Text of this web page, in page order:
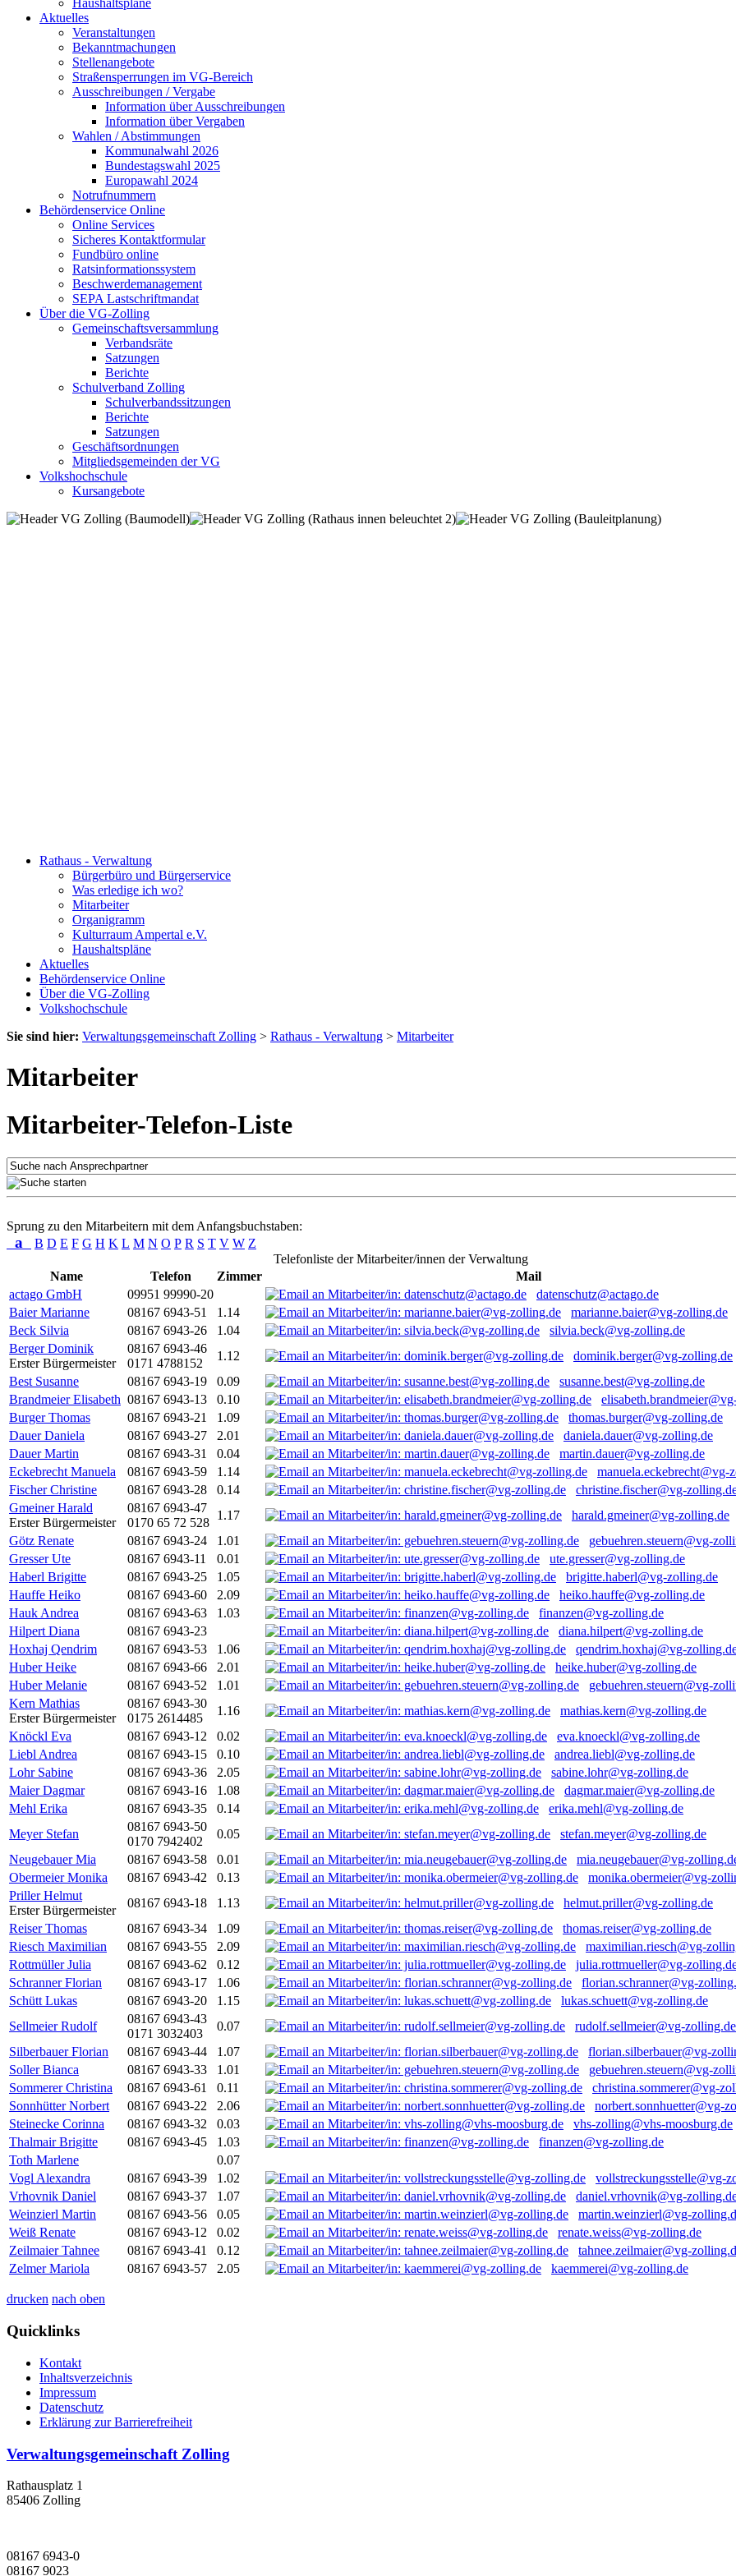
Haushaltspläne
Aktuelles
Veranstaltungen
Bekanntmachungen
Stellenangebote
Straßensperrungen im VG-Bereich
Ausschreibungen / Vergabe
Information über Ausschreibungen
Information über Vergaben
Wahlen / Abstimmungen
Kommunalwahl 2026
Bundestagswahl 2025
Europawahl 2024
Notrufnummern
Behördenservice Online
Online Services
Sicheres Kontaktformular
Fundbüro online
Ratsinformationssystem
Beschwerdemanagement
SEPA Lastschriftmandat
Über die VG-Zolling
Gemeinschaftsversammlung
Verbandsräte
Satzungen
Berichte
Schulverband Zolling
Schulverbandssitzungen
Berichte
Satzungen
Geschäftsordnungen
Mitgliedsgemeinden der VG
Volkshochschule
Kursangebote
Rathaus - Verwaltung
Bürgerbüro und Bürgerservice
Was erledige ich wo?
Mitarbeiter
Organigramm
Kulturraum Ampertal e.V.
Haushaltspläne
Aktuelles
Behördenservice Online
Über die VG-Zolling
Volkshochschule
Sie sind hier: Verwaltungsgemeinschaft Zolling > Rathaus - Verwaltung > Mitarbeiter
Mitarbeiter
Mitarbeiter-Telefon-Liste
Sprung zu den Mitarbeitern mit dem Anfangsbuchstaben:
a B D E F G H K L M N O P R S T V W Z
Telefonliste der Mitarbeiter/innen der Verwaltung
Name
Telefon Zimmer
Mail
actago GmbH
09951 99990-20
datenschutz@actago.de
Baier Marianne
08167 6943-51 1.14
marianne.baier@vg-zolling.de
Beck Silvia
08167 6943-26 1.04
silvia.beck@vg-zolling.de
Berger Dominik
Erster Bürgermeister
08167 6943-46
0171 4788152
1.12
dominik.berger@vg-zolling.de
Best Susanne
08167 6943-19 0.09
susanne.best@vg-zolling.de
Brandmeier Elisabeth 08167 6943-13 0.10
Burger Thomas
08167 6943-21 1.09
thomas.burger@vg-zolling.de
Dauer Daniela
08167 6943-27 2.01
daniela.dauer@vg-zolling.de
Dauer Martin
08167 6943-31 0.04
martin.dauer@vg-zolling.de
Eckebrecht Manuela
08167 6943-59 1.14
manuela.eckebrecht@vg-
Fischer Christine
08167 6943-28 0.14
christine.fischer@vg-
Gmeiner Harald
Erster Bürgermeister
08167 6943-47
0170 65 72 528
1.17
harald.gmeiner@vg-zolling.de
Götz Renate
08167 6943-24 1.01
gebuehren.steuern@vg-
Gresser Ute
08167 6943-11 0.01
ute.gresser@vg-zolling.de
Haberl Brigitte
08167 6943-25 1.05
brigitte.haberl@vg-zolling.de
Hauffe Heiko
08167 6943-60 2.09
heiko.hauffe@vg-zolling.de
Hauk Andrea
08167 6943-63 1.03
finanzen@vg-zolling.de
Hilpert Diana
08167 6943-23
diana.hilpert@vg-zolling.de
Hoxhaj Qendrim
08167 6943-53 1.06
qendrim.hoxhaj@vg-
Huber Heike
08167 6943-66 2.01
heike.huber@vg-zolling.de
Huber Melanie
08167 6943-52 1.01
gebuehren.steuern@vg-
Kern Mathias
Erster Bürgermeister
08167 6943-30
0175 2614485
1.16
mathias.kern@vg-zolling.de
Knöckl Eva
08167 6943-12 0.02
eva.knoeckl@vg-zolling.de
Liebl Andrea
08167 6943-15 0.10
andrea.liebl@vg-zolling.de
Lohr Sabine
08167 6943-36 2.05
sabine.lohr@vg-zolling.de
Maier Dagmar
08167 6943-16 1.08
dagmar.maier@vg-zolling.de
Mehl Erika
08167 6943-35 0.14
erika.mehl@vg-zolling.de
Meyer Stefan
08167 6943-50
0170 7942402
0.05
stefan.meyer@vg-zolling.de
Neugebauer Mia
08167 6943-58 0.01
mia.neugebauer@vg-
Obermeier Monika
08167 6943-42 0.13
monika.obermeier@vg-
Priller Helmut
Erster Bürgermeister
08167 6943-18 1.13
helmut.priller@vg-zolling.de
Reiser Thomas
08167 6943-34 1.09
thomas.reiser@vg-zolling.de
Riesch Maximilian
08167 6943-55 2.09
maximilian.riesch@vg-
Rottmüller Julia
08167 6943-62 0.12
julia.rottmueller@vg-
Schranner Florian
08167 6943-17 1.06
florian.schranner@vg-
Schütt Lukas
08167 6943-20 1.15
lukas.schuett@vg-zolling.de
Sellmeier Rudolf
08167 6943-43
0171 3032403
0.07
rudolf.sellmeier@vg-zolling.de
Silberbauer Florian
08167 6943-44 1.07
florian.silberbauer@vg-
Soller Bianca
08167 6943-33 1.01
gebuehren.steuern@vg-
Sommerer Christina
08167 6943-61 0.11
christina.sommerer@vg-
Sonnhütter Norbert
08167 6943-22 2.06
norbert.sonnhuetter@vg-
Steinecke Corinna
08167 6943-32 0.03
vhs-zolling@vhs-moosburg.de
Thalmair Brigitte
08167 6943-45 1.03
finanzen@vg-zolling.de
Toth Marlene
0.07
Vogl Alexandra
08167 6943-39 1.02
vollstreckungsstelle@vg-
Vrhovnik Daniel
08167 6943-37 1.07
daniel.vrhovnik@vg-
Weinzierl Martin
08167 6943-56 0.05
martin.weinzierl@vg-
Weiß Renate
08167 6943-12 0.02
renate.weiss@vg-zolling.de
Zeilmaier Tahnee
08167 6943-41 0.12
tahnee.zeilmaier@vg-
Zelmer Mariola
08167 6943-57 2.05 kaemmerei@vg-zolling.de
drucken nach oben
Quicklinks
Kontakt
Inhaltsverzeichnis
Impressum
Datenschutz
Erklärung zur Barrierefreiheit
Verwaltungsgemeinschaft Zolling
Rathausplatz 1
85406 Zolling
08167 6943-0
08167 9023